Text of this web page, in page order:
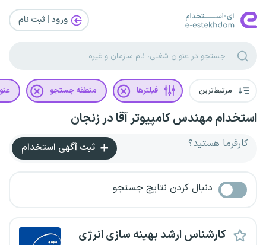
ورود | ثبت‌ نام
مرتبط‌ترین فیلترها منطقه جستجو
استخدام مهندس کامپیوتر آقا در زنجان
کارفرما هستید؟ ثبت آگهی استخدام
دنبال کردن نتایج جستجو
کارشناس ارشد بهینه سازی انرژی